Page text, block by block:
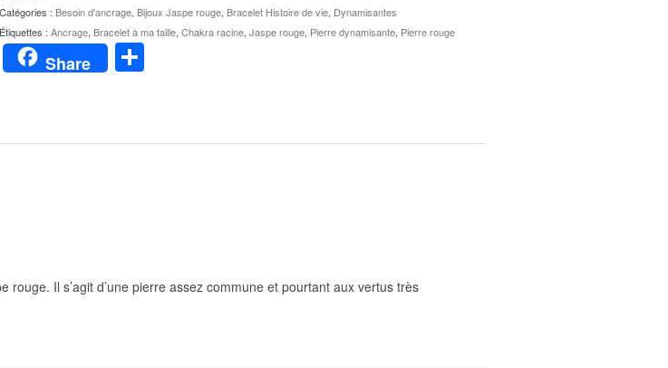
Catégories : Besoin d'ancrage, Bijoux Jaspe rouge, Bracelet Histoire de vie, Dynamisantes
Étiquettes :Ancrage, Bracelet à ma taille,Chakra racine,Jaspe rouge, Pierre dynamisante, Pierre rouge
Share
Il s’agit d’une pierre assez commune et pourtant aux vertus très